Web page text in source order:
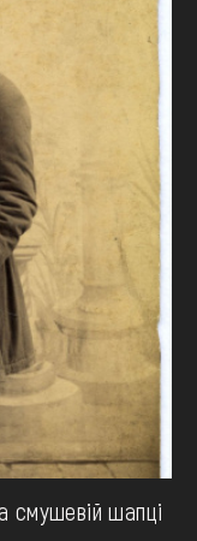
смушевій шапці